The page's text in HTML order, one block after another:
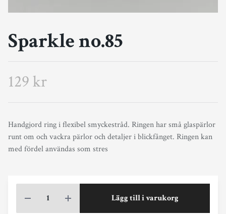
Sparkle no.85
129 kr
Handgjord ring i flexibel smyckestråd. Ringen har små glaspärlor
runt om och vackra pärlor och detaljer i blickfånget. Ringen kan
med fördel användas som stres
Lägg till i varukorg